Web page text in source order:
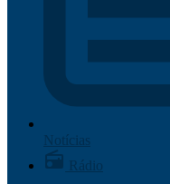
Notícias
Rádio